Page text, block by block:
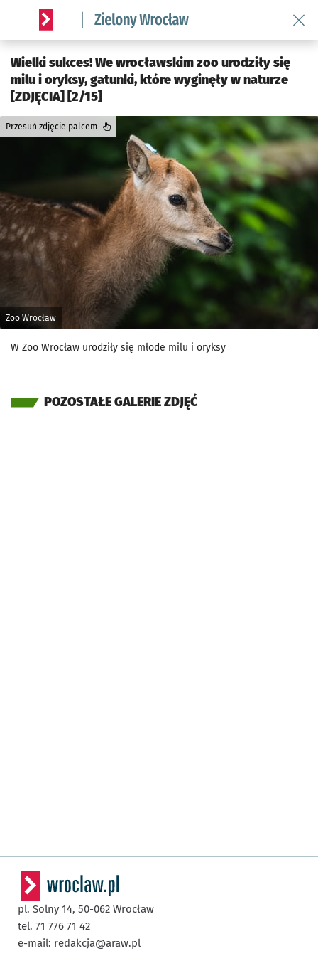
Serwis informacyjny wroclaw.pl podserwis: Środowisko we
Wielki sukces! We wrocławskim zoo urodziły się
milu i oryksy, gatunki, które wyginęły w naturze
[ZDJĘCIA] [2/15]
Zoo Wrocław
Przesuń zdjęcie palcem
W Zoo Wrocław urodziły się młode milu i oryksy
POZOSTAŁE GALERIE ZDJĘĆ
pl. Solny 14, 50-062 Wrocław
tel. 71 776 71 42
e-mail: redakcja@araw.pl